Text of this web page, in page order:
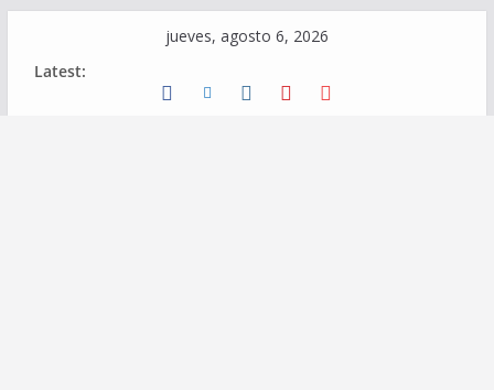
jueves, agosto 6, 2026
Latest: